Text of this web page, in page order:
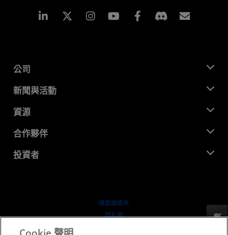
反馈
Linkedin Instagram Facebook
公司
關於 AMD
企業責任
招聘
聯絡我們
新聞與活動
新聞室
媒體庫
資源
開發者中心
案例研究
合作夥伴
AMD 合作夥伴中心
投資者
條款與條件
隱私權